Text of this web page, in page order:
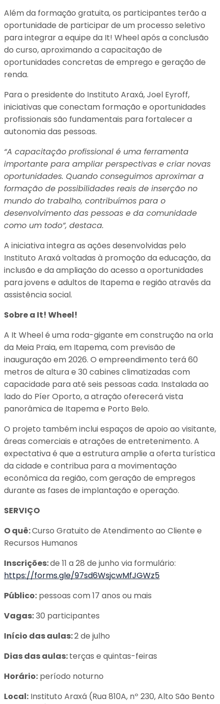
Além da formação gratuita, os participantes terão a
oportunidade de participar de um processo seletivo
para integrar a equipe da It! Wheel após a conclusão
do curso, aproximando a capacitação de
oportunidades concretas de emprego e geração de
renda.
Para o presidente do Instituto Araxá, Joel Eyroff,
iniciativas que conectam formação e oportunidades
profissionais são fundamentais para fortalecer a
autonomia das pessoas.
“A capacitação profissional é uma ferramenta
importante para ampliar perspectivas e criar novas
oportunidades. Quando conseguimos aproximar a
formação de possibilidades reais de inserção no
mundo do trabalho, contribuímos para o
desenvolvimento das pessoas e da comunidade
como um todo”, destaca.
A iniciativa integra as ações desenvolvidas pelo
Instituto Araxá voltadas à promoção da educação, da
inclusão e da ampliação do acesso a oportunidades
para jovens e adultos de Itapema e região através da
assistência social.
Sobre a It! Wheel!
A It Wheel é uma roda-gigante em construção na orla
da Meia Praia, em Itapema, com previsão de
inauguração em 2026. O empreendimento terá 60
metros de altura e 30 cabines climatizadas com
capacidade para até seis pessoas cada. Instalada ao
lado do Píer Oporto, a atração oferecerá vista
panorâmica de Itapema e Porto Belo.
O projeto também inclui espaços de apoio ao visitante,
áreas comerciais e atrações de entretenimento. A
expectativa é que a estrutura amplie a oferta turística
da cidade e contribua para a movimentação
econômica da região, com geração de empregos
durante as fases de implantação e operação.
SERVIÇO
O quê:Curso Gratuito de Atendimento ao Cliente e
Recursos Humanos
Inscrições:de 11 a 28 de junho via formulário:
https://forms.gle/97sd6WsjcwMfJGWz5
Público: pessoas com 17 anos ou mais
Vagas:30 participantes
Início das aulas:2 de julho
Dias das aulas:terças e quintas-feiras
Horário: período noturno
Local: Instituto Araxá (Rua 810A, nº 230, Alto São Bento